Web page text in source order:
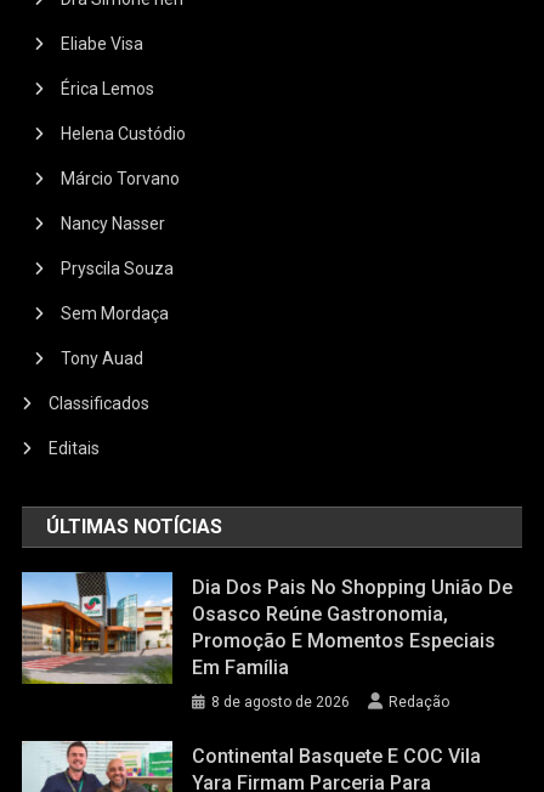
Eliabe Visa
Érica Lemos
Helena Custódio
Márcio Torvano
Nancy Nasser
Pryscila Souza
Sem Mordaça
Tony Auad
Classificados
Editais
ÚLTIMAS NOTÍCIAS
Dia Dos Pais No Shopping União De
Osasco Reúne Gastronomia,
Promoção E Momentos Especiais
Em Família
8 de agosto de 2026 Redação
Continental Basquete E COC Vila
Yara Firmam Parceria Para